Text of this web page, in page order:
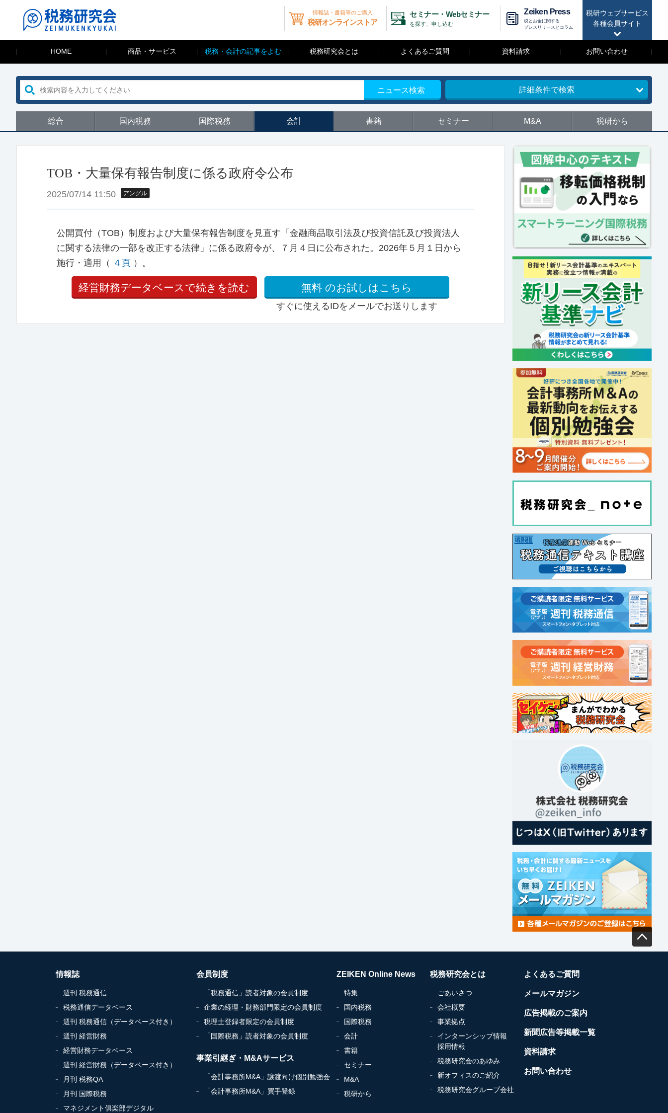
税研ウェブサービス
各種会員サイト
情報誌・書籍等のご購入
税研オンラインストア
セミナー・Webセミナー
を探す、申し込む
Zeiken Press
税とお金に関する
プレスリリースとコラム
HOME 商品・サービス 税務・会計の記事をよむ 税務研究会とは よくあるご質問 資料請求 お問い合わせ
ニュース検索 詳細条件で検索
総合 国内税務 国際税務 会計 書籍 セミナー M&A 税研から
TOB・大量保有報告制度に係る政府令公布
2025/07/14 11:50 アングル
公開買付（TOB）制度および大量保有報告制度を見直す「金融商品取引法及び投資信託及び投資法人
に関する法律の一部を改正する法律」に係る政府令が、７月４日に公布された。2026年５月１日から
施行・適用（ ４頁 ）。
経営財務データベースで続きを読む 無料 のお試しはこちら
すぐに使えるIDをメールでお送りします
情報誌
週刊 税務通信
税務通信データベース
週刊 税務通信（データベース付き）
週刊 経営財務
経営財務データベース
週刊 経営財務（データベース付き）
月刊 税務QA
月刊 国際税務
マネジメント俱楽部デジタル
会員制度
「税務通信」読者対象の会員制度
企業の経理・財務部門限定の会員制度
税理士登録者限定の会員制度
「国際税務」読者対象の会員制度
事業引継ぎ・M&Aサービス
「会計事務所M&A」譲渡向け個別勉強会
「会計事務所M&A」買手登録
ZEIKEN Online News
特集
国内税務
国際税務
会計
書籍
セミナー
M&A
税研から
税務研究会とは
ごあいさつ
会社概要
事業拠点
インターンシップ情報
採用情報
税務研究会のあゆみ
新オフィスのご紹介
税務研究会グループ会社
よくあるご質問
メールマガジン
広告掲載のご案内
新聞広告等掲載一覧
資料請求
お問い合わせ